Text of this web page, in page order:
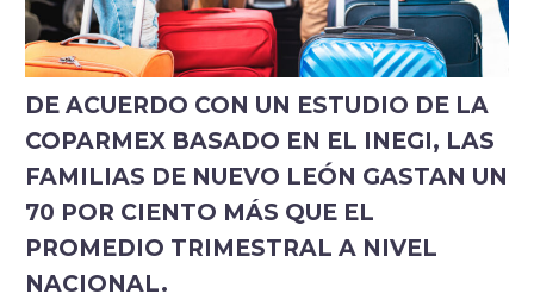
DE ACUERDO CON UN ESTUDIO DE LA
COPARMEX BASADO EN EL INEGI, LAS
FAMILIAS DE NUEVO LEÓN GASTAN UN
70 POR CIENTO MÁS QUE EL
PROMEDIO TRIMESTRAL A NIVEL
NACIONAL.